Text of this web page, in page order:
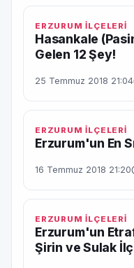
ERZURUM İLÇELERİ
Hasankale
Gelen 12 Şey!
25 Temmuz 2018 21:04
ERZURUM İLÇELERİ
Erzurum'un En
16 Temmuz 2018 21:20
ERZURUM İLÇELERİ
Erzurum'un
Şirin ve Sulak